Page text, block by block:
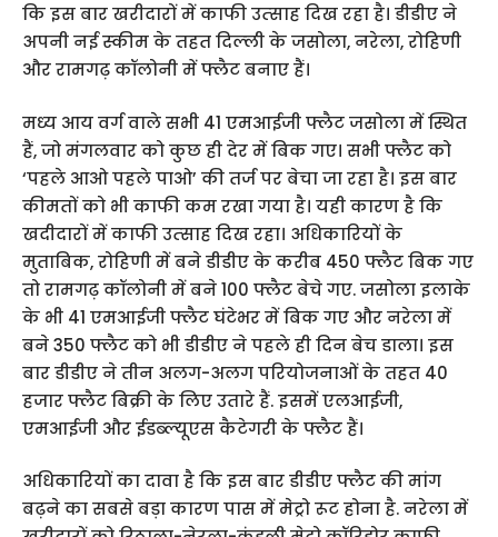
कि इस बार खरीदारों में काफी उत्‍साह दिख रहा है। डीडीए ने
अपनी नई स्‍कीम के तहत दिल्‍ली के जसोला, नरेला, रोहिणी
और रामगढ़ कॉलोनी में फ्लैट बनाए हैं।
मध्‍य आय वर्ग वाले सभी 41 एमआईजी फ्लैट जसोला में स्थित
हैं, जो मंगलवार को कुछ ही देर में बिक गए। सभी फ्लैट को
‘पहले आओ पहले पाओ’ की तर्ज पर बेचा जा रहा है। इस बार
कीमतों को भी काफी कम रखा गया है। यही कारण है कि
खदीदारों में काफी उत्‍साह दिख रहा। अधिकारियों के
मुताबिक, रोहिणी में बने डीडीए के करीब 450 फ्लैट बिक गए
तो रामगढ़ कॉलोनी में बने 100 फ्लैट बेचे गए. जसोला इलाके
के भी 41 एमआईजी फ्लैट घंटेभर में बिक गए और नरेला में
बने 350 फ्लैट को भी डीडीए ने पहले ही दिन बेच डाला। इस
बार डीडीए ने तीन अलग-अलग परियोजनाओं के तहत 40
हजार फ्लैट बिक्री के लिए उतारे हैं. इसमें एलआईजी,
एमआईजी और ईडब्‍ल्‍यूएस कैटेगरी के फ्लैट हैं।
अधिकारियों का दावा है कि इस बार डीडीए फ्लैट की मांग
बढ़ने का सबसे बड़ा कारण पास में मेट्रो रूट होना है. नरेला में